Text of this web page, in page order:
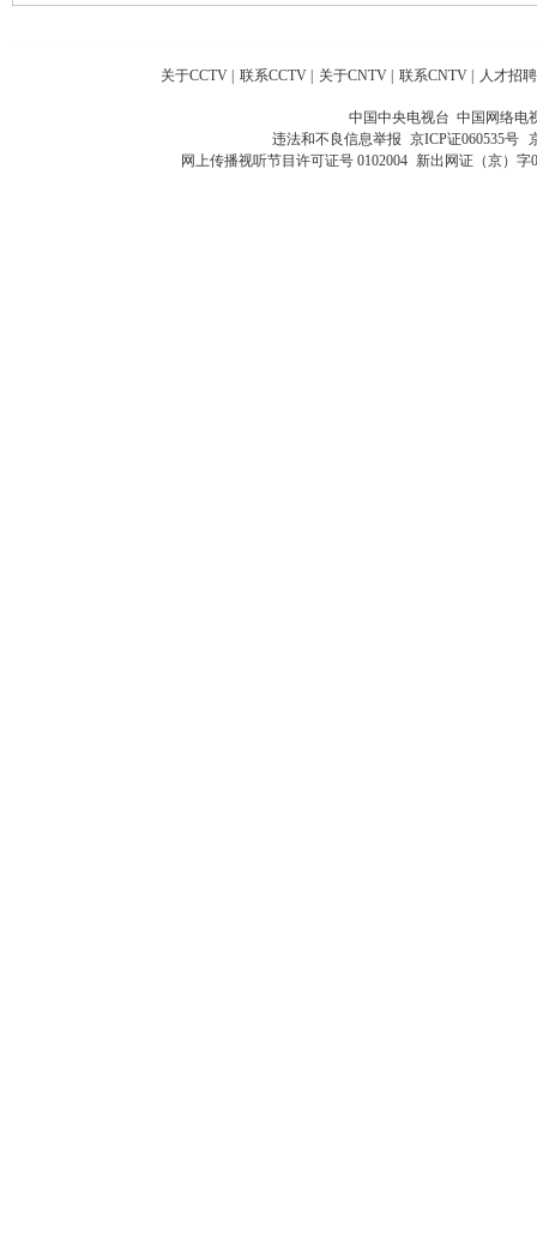
关于CCTV | 联系CCTV | 关于CNTV | 联系CNTV | 人才招聘
中国中央电视台 中国网络电
违法和不良信息举报 京ICP证060535号
网上传播视听节目许可证号 0102004 新出网证（京）